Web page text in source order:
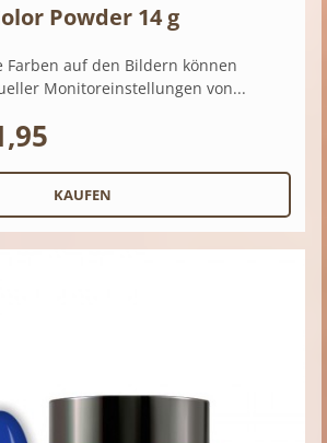
Powder 14 g
Farben auf den Bildern können
Monitoreinstellungen von...